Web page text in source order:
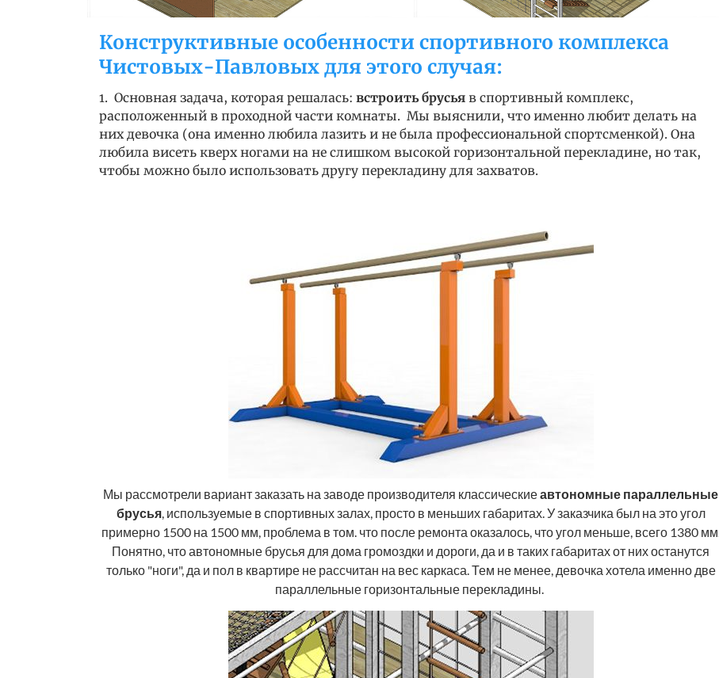
Конструктивные особенности спортивного комплекса
Чистовых-Павловых для этого случая:
1. Основная задача, которая решалась:встроить брусья в спортивный комплекс,
расположенный в проходной части комнаты. Мы выяснили, что именно любит делать на
них девочка (она именно любила лазить и не была профессиональной спортсменкой). Она
любила висеть кверх ногами на не слишком высокой горизонтальной перекладине, но так,
чтобы можно было использовать другу перекладину для захватов.
Мы рассмотрели вариант заказать на заводе производителя классическиеавтономные параллельные
брусья, используемые в спортивных залах, просто в меньших габаритах. У заказчика был на это угол
примерно 1500 на 1500 мм, проблема в том. что после ремонта оказалось, что угол меньше, всего 1380 мм.
Понятно, что автономные брусья для дома громоздки и дороги, да и в таких габаритах от них останутся
только "ноги", да и пол в квартире не рассчитан на вес каркаса. Тем не менее, девочка хотела именно две
параллельные горизонтальные перекладины.